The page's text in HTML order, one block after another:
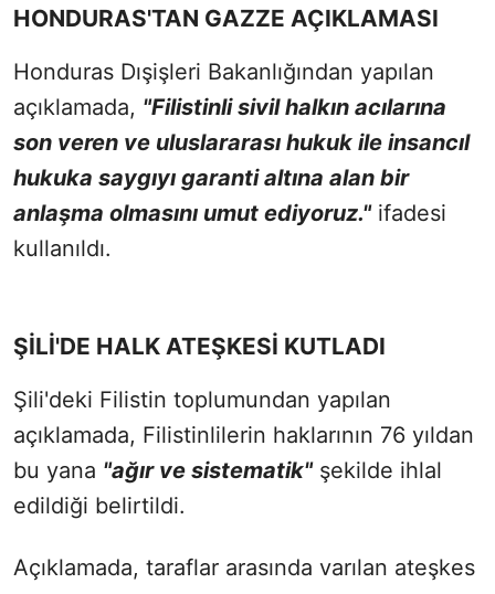
HONDURAS'TAN GAZZE AÇIKLAMASI
Honduras Dışişleri Bakanlığından yapılan
açıklamada, "Filistinli sivil halkın acılarına
son veren ve uluslararası hukuk ile insancıl
hukuka saygıyı garanti altına alan bir
anlaşma olmasını umut ediyoruz."ifadesi
kullanıldı.
ŞİLİ'DE HALK ATEŞKESİ KUTLADI
Şili'deki Filistin toplumundan yapılan
açıklamada, Filistinlilerin haklarının 76 yıldan
bu yana "ağır ve sistematik"şekilde ihlal
edildiği belirtildi.
Açıklamada, taraflar arasında varılan ateşkes